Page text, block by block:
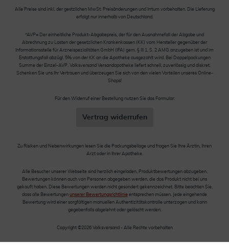
Alle Preise sind inkl. der gestzlichen MwSt. Preisänderungen und Irrtum vorbehalten. Die Lieferung
erfolgt nur innerhalb von Deutschland.
*AVP= Der einheitliche Produkt-Abgabepreis, der für den Ausnahmefall der Abgabe und
Abrechnung zu Lasten der gesetzlichen Krankenkassen (KK) vom Hersteller gegenüber der
Informationsstelle für Arzneispezialitäten GmbH (IFA) gem. § III 1, S. 2 AMG anzugeben ist und im
Erstattungsfall abzügl. 5% von der KK an die Apotheke ausgezahlt wird. Bei Doppelpackungen
Summe der Einzel-AVP. Volksversand Versandapotheke liefert schnell, zuverlässig und diskret.
Schenken Sie uns Ihr Vertrauen und überzeugen Sie sich von den vielen Vorteilen unseres Online-
Shops!
Für den Widerruf einer Bestellung nutzen Sie das Formular:
Vertrag widerrufen
Zu Risiken und Nebenwirkungen lesen Sie die Packungsbeilage und fragen Sie Ihre Ärztin, Ihren
Arzt oder in Ihrer Apotheke.
Alle Besucher unserer Webseite sind herzlich eingeladen, Produktbewertungen abzugeben.
Bewertungen können auch von Personen abgegeben werden, die das Produkt nicht bei uns
gekauft haben. Diese Bewertungen werden nicht gesondert gekennzeichnet. Bitte beachten Sie,
dass alle Bewertungen unserer Bewertungsrichtlinie entsprechen müssen. Jede eingehende
Bewertung wird einer sorgfältigen manuellen Authentizitätskontrolle unterzogen und kann
gegebenfalls abgelehnt oder gelöscht werden.
Copyright ©2026 Volksversand - Alle Rechte vorbehalten